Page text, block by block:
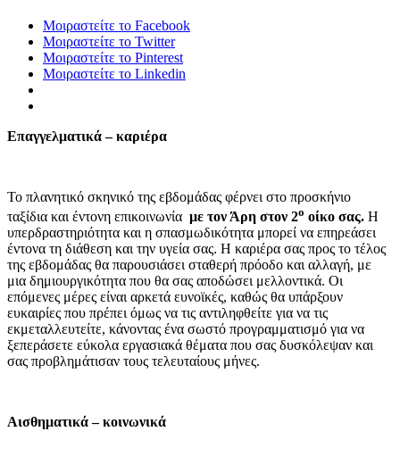
Μοιραστείτε το Facebook
Μοιραστείτε το Twitter
Μοιραστείτε το Pinterest
Μοιραστείτε το Linkedin
Επαγγελματικά – καριέρα
Το πλανητικό σκηνικό της εβδομάδας φέρνει στο προσκήνιο
ταξίδια και έντονη επικοινωνία με τον Άρη στον 2ο οίκο σας. Η
υπερδραστηριότητα και η σπασμωδικότητα μπορεί να επηρεάσει
έντονα τη διάθεση και την υγεία σας. Η καριέρα σας προς το τέλος
της εβδομάδας θα παρουσιάσει σταθερή πρόοδο και αλλαγή, με
μια δημιουργικότητα που θα σας αποδώσει μελλοντικά. Οι
επόμενες μέρες είναι αρκετά ευνοϊκές, καθώς θα υπάρξουν
ευκαιρίες που πρέπει όμως να τις αντιληφθείτε για να τις
εκμεταλλευτείτε, κάνοντας ένα σωστό προγραμματισμό για να
ξεπεράσετε εύκολα εργασιακά θέματα που σας δυσκόλεψαν και
σας προβλημάτισαν τους τελευταίους μήνες.
Αισθηματικά – κοινωνικά